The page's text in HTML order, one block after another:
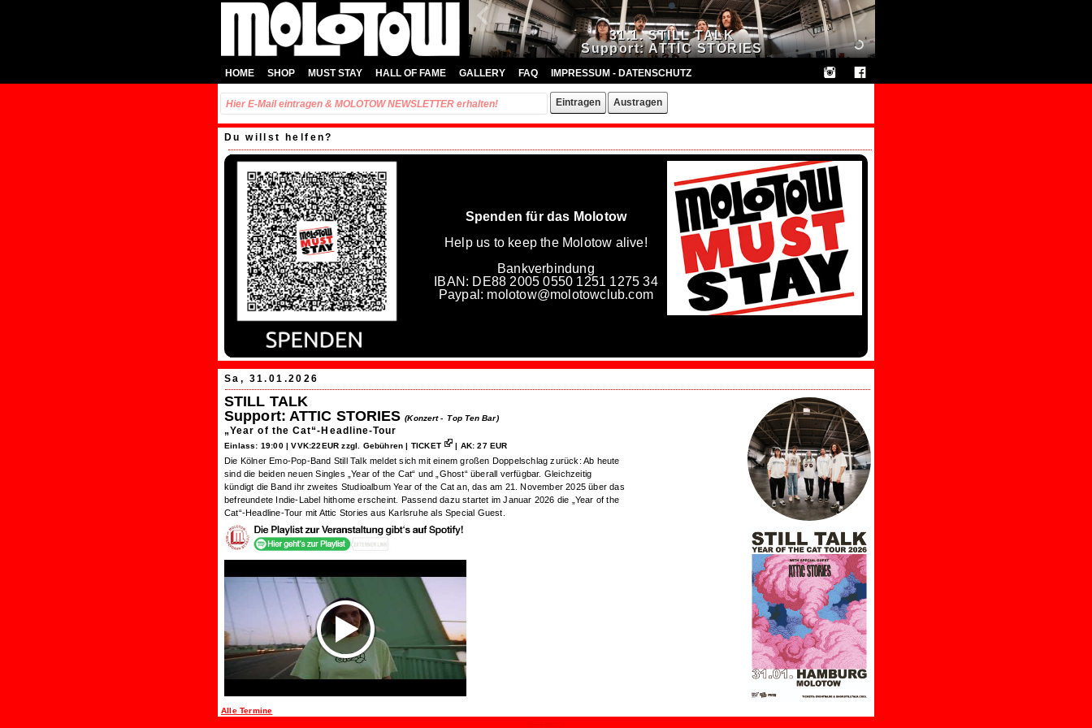
HOME SHOP MUST STAY HALL OF FAME GALLERY FAQ IMPRESSUM - DATENSCHUTZ
Du willst helfen?
Spenden für das Molotow
Help us to keep the Molotow alive!
Bankverbindung
IBAN: DE88 2005 0550 1251 1275 34
Paypal: molotow@molotowclub.com
Sa, 31.01.2026
STILL TALK
Support: ATTIC STORIES(Konzert - Top Ten Bar)
„Year of the Cat“-Headline-Tour
Einlass: 19:00 |VVK:22EUR zzgl. Gebühren | TICKET | AK: 27 EUR
Die Kölner Emo-Pop-Band Still Talk meldet sich mit einem großen Doppelschlag zurück: Ab heute
sind die beiden neuen Singles „Year of the Cat“ und „Ghost“ überall verfügbar. Gleichzeitig
kündigt die Band ihr zweites Studioalbum Year of the Cat an, das am 21. November 2025 über das
befreundete Indie-Label hithome erscheint. Passend dazu startet im Januar 2026 die „Year of the
Cat“-Headline-Tour mit Attic Stories aus Karlsruhe als Special Guest.
Alle Termine
31.1. STILL TALK
Support: ATTIC STORIES